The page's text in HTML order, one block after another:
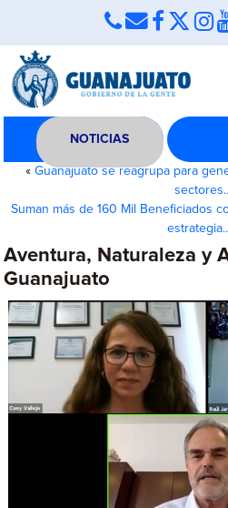
NOTICIAS
« Guanajuato se reagrupa para
Suman más de 160 Mil Beneficiados
Aventura, Naturaleza y
Guanajuato